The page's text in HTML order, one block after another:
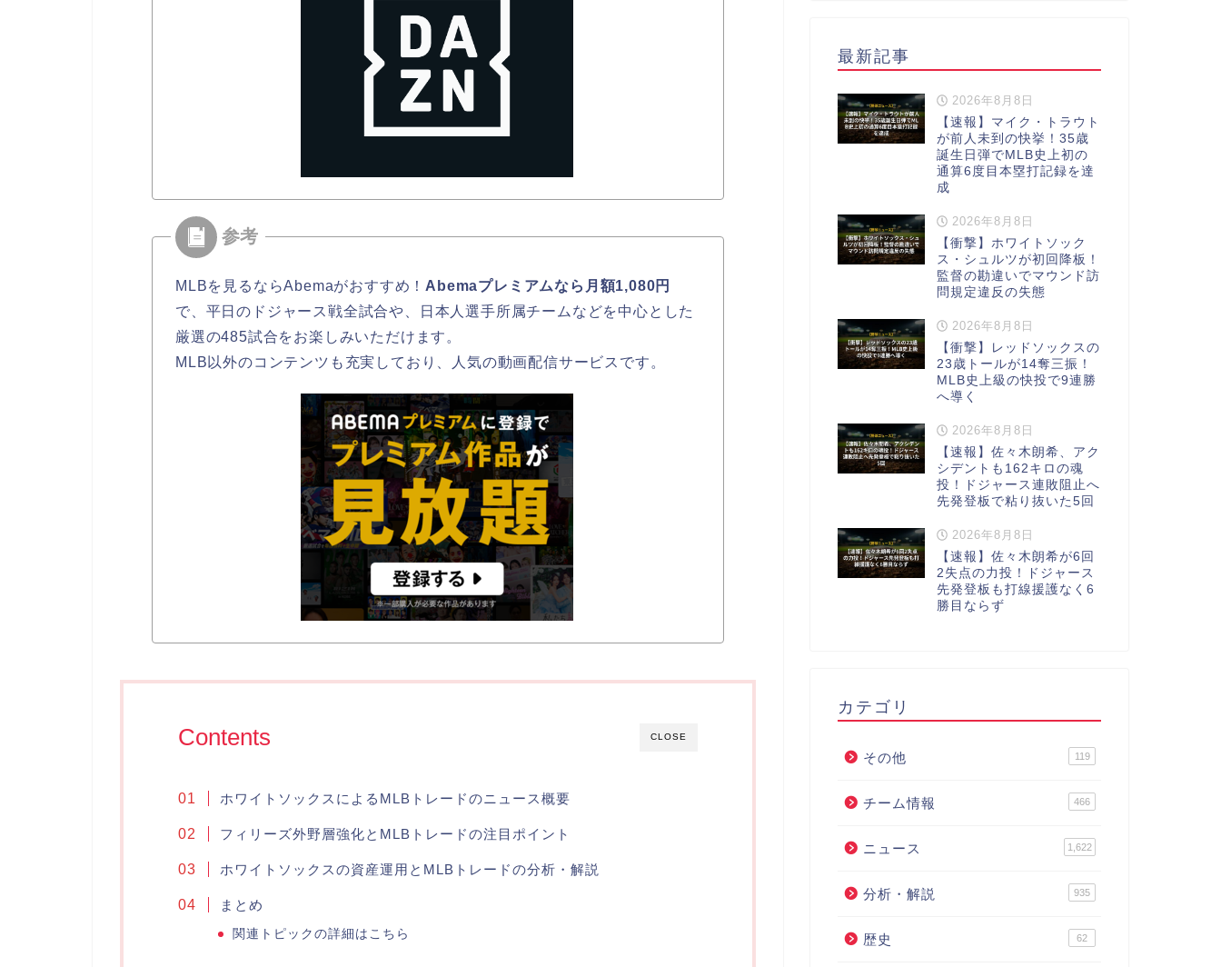
MLBを見るならAbemaがおすすめ！ Abemaプレミアムなら月額1,080円
で、平日のドジャース戦全試合や、日本人選手所属チームなどを中心とした
厳選の485試合をお楽しみいただけます。
MLB以外のコンテンツも充実しており、人気の動画配信サービスです。
CLOSE
Contents
ホワイトソックスによるMLBトレードのニュース概要
フィリーズ外野層強化とMLBトレードの注目ポイント
ホワイトソックスの資産運用とMLBトレードの分析・解説
まとめ
関連トピックの詳細はこちら
最新記事
2026年8月8日
【速報】マイク・トラウト
が前人未到の快挙！35歳
誕生日弾でMLB史上初の
通算6度目本塁打記録を達
成
2026年8月8日
【衝撃】ホワイトソック
ス・シュルツが初回降板！
監督の勘違いでマウンド訪
問規定違反の失態
2026年8月8日
【衝撃】レッドソックスの
23歳トールが14奪三振！
MLB史上級の快投で9連勝
へ導く
2026年8月8日
【速報】佐々木朗希、アク
シデントも162キロの魂
投！ドジャース連敗阻止へ
先発登板で粘り抜いた5回
2026年8月8日
【速報】佐々木朗希が6回
2失点の力投！ドジャース
先発登板も打線援護なく6
勝目ならず
カテゴリ
その他 119
チーム情報 466
ニュース 1,622
分析・解説 935
歴史 62